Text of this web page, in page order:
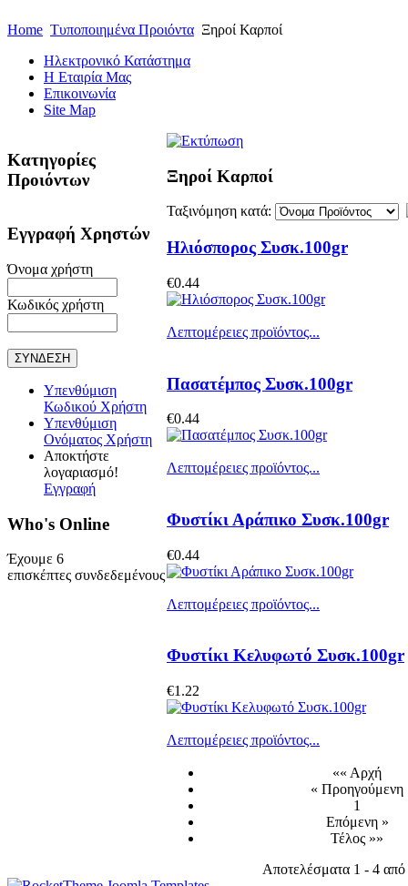
Home Τυποποιημένα Προιόντα Ξηροί Καρποί
Ηλεκτρονικό Κατάστημα
Η Εταιρία Μας
Επικοινωνία
Site Map
Κατηγορίες
Προιόντων
Εγγραφή Χρηστών
Όνομα χρήστη
Κωδικός χρήστη
Υπενθύμιση
Κωδικού Χρήστη
Υπενθύμιση
Ονόματος Χρήστη
Αποκτήστε
λογαριασμό!
Εγγραφή
Who's Online
Έχουμε 6
επισκέπτες συνδεδεμένους
Ξηροί Καρποί
Ταξινόμηση κατά:
Ηλιόσπορος Συσκ.100gr
€0.44
Λεπτομέρειες προϊόντος...
Πασατέμπος Συσκ.100gr
€0.44
Λεπτομέρειες προϊόντος...
Φυστίκι Αράπικο Συσκ.100gr
€0.44
Λεπτομέρειες προϊόντος...
Φυστίκι Κελυφωτό Συσκ.100gr
€1.22
Λεπτομέρειες προϊόντος...
«« Αρχή
« Προηγούμενη
1
Επόμενη »
Τέλος »»
Αποτελέσματα 1 - 4 από